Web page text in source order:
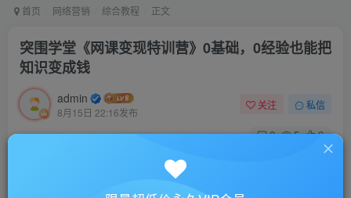
首页 网络营销 综合教程 正文
突围学堂《网课变现特训营》0基础，0经验也能把
知识变成钱
admin
8月15日 22:16发布
关注 私信
0 5 0